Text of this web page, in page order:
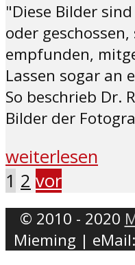
"Diese Bilder
oder
empfunden,
Lassen sogar an
So beschrieb Dr.
Bilder der
weiterlesen
1 2 vor
© 2010 - 2020
Mieming | eMail: